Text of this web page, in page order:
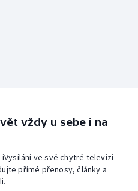
vždy u sebe i na
iVysílání ve své chytré televizi
přímé přenosy, články a